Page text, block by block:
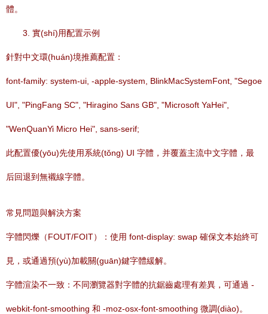
體。
3. 實(shí)用配置示例
針對中文環(huán)境推薦配置：
font-family: system-ui, -apple-system, BlinkMacSystemFont, "Segoe
UI", "PingFang SC", "Hiragino Sans GB", "Microsoft YaHei",
"WenQuanYi Micro Hei", sans-serif;
此配置優(yōu)先使用系統(tǒng) UI 字體，并覆蓋主流中文字體，最
后回退到無襯線字體。
常見問題與解決方案
字體閃爍（FOUT/FOIT）：使用 font-display: swap 確保文本始終可
見，或通過預(yù)加載關(guān)鍵字體緩解。
字體渲染不一致：不同瀏覽器對字體的抗鋸齒處理有差異，可通過 -
webkit-font-smoothing 和 -moz-osx-font-smoothing 微調(diào)。